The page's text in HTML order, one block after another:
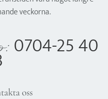
veckorna.
0704-25 40
oss